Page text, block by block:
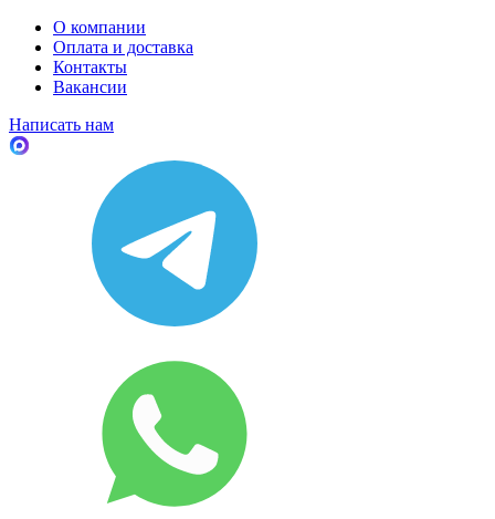
О компании
Оплата и доставка
Контакты
Вакансии
Написать нам